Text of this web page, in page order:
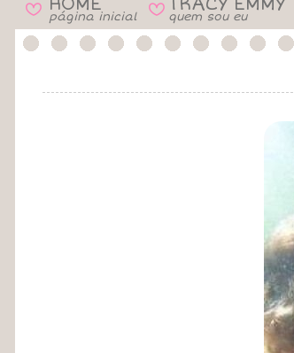
B página inicial B quem sou eu